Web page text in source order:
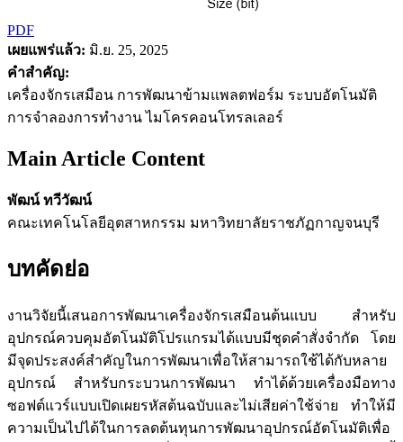
PDF
เผยแพร่แล้ว: มิ.ย. 25, 2025
คำสำคัญ:
เครื่องจักรเสมือน การพัฒนาข้ามแพลตฟอร์ม ระบบอัตโนมัติ
การจำลองการทำงาน ไมโครคอนโทรลเลอร์
Main Article Content
พัฒน์ ทวีวัฒน์
คณะเทคโนโลยีอุตสาหกรรม มหาวิทยาลัยราชภัฏกาญจนบุรี
บทคัดย่อ
งานวิจัยนี้เสนอการพัฒนาเครื่องจักรเสมือนต้นแบบ สำหรับ
อุปกรณ์ควบคุมอัตโนมัติโปรแกรมได้แบบมีชุดคำสั่งจำกัด โดย
มีจุดประสงค์สำคัญในการพัฒนาเพื่อให้สามารถใช้ได้กับหลาย
อุปกรณ์ สำหรับกระบวนการพัฒนา ทำได้ด้วยเครื่องมือทาง
ซอฟต์แวร์แบบเปิดเผยรหัสต้นฉบับและไม่เสียค่าใช้จ่าย ทำให้มี
ความเป็นไปได้ในการลดต้นทุนการพัฒนาอุปกรณ์อัตโนมัติเพื่อ